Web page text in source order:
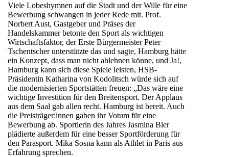
Viele Lobeshymnen auf die Stadt und der Wille für eine
Bewerbung schwangen in jeder Rede mit. Prof.
Norbert Aust, Gastgeber und Präses der
Handelskammer betonte den Sport als wichtigen
Wirtschaftsfaktor, der Erste Bürgermeister Peter
Tschentscher unterstützte das und sagte, Hamburg hätte
ein Konzept, dass man nicht ablehnen könne, und Ja!,
Hamburg kann sich diese Spiele leisten, HSB-
Präsidentin Katharina von Kodolitsch würde sich auf
die modernisierten Sportstätten freuen: „Das wäre eine
wichtige Investition für den Breitensport. Der Applaus
aus dem Saal gab allen recht. Hamburg ist bereit. Auch
die Preisträger:innen gaben ihr Votum für eine
Bewerbung ab. Sportlerin des Jahres Jasmina Bier
plädierte außerdem für eine besser Sportförderung für
den Parasport. Mika Sosna kann als Athlet in Paris aus
Erfahrung sprechen.